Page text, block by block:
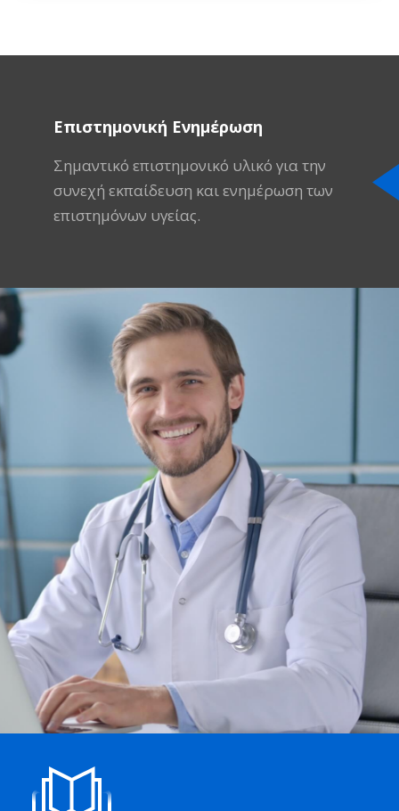
Επιστημονική Ενημέρωση
Σημαντικό επιστημονικό υλικό για την
συνεχή εκπαίδευση και ενημέρωση των
επιστημόνων υγείας.